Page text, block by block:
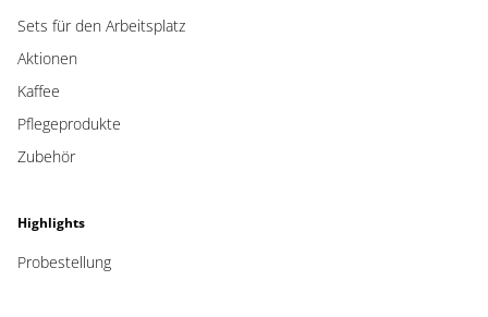
Sets für den Arbeitsplatz
Aktionen
Kaffee
Pflegeprodukte
Zubehör
Highlights
Probestellung